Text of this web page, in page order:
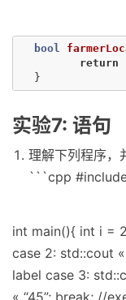
bool
return
}
实验7: 语句
理解下列程序，
```cpp
int main(){ int i =
case 2: std::cout
label case 3:
« “45”; break; //